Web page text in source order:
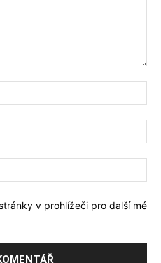
v prohlížeči pro další mé